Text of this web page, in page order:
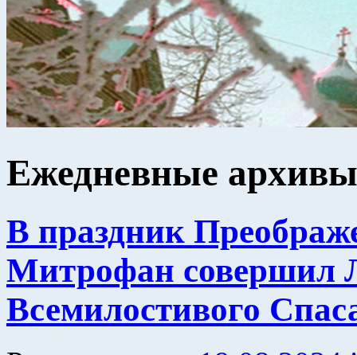
Ежедневные
В праздник
Митрофан совершил
Всемилостивого